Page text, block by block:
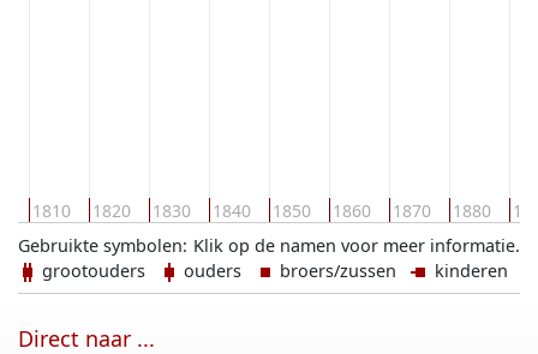
1810 1820 1830 1840 1850 1860 1870 1880
Klik op de namen voor meer informatie.
Gebruikte symbolen:
grootouders
ouders broers/zussen kinderen
Direct naar ...